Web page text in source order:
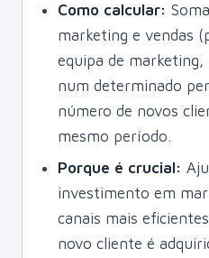
Como calcular:
marketing e vendas
equipa de
num determinado
número de novos
mesmo período.
Porque é crucial:
investimento em
canais mais
novo cliente é